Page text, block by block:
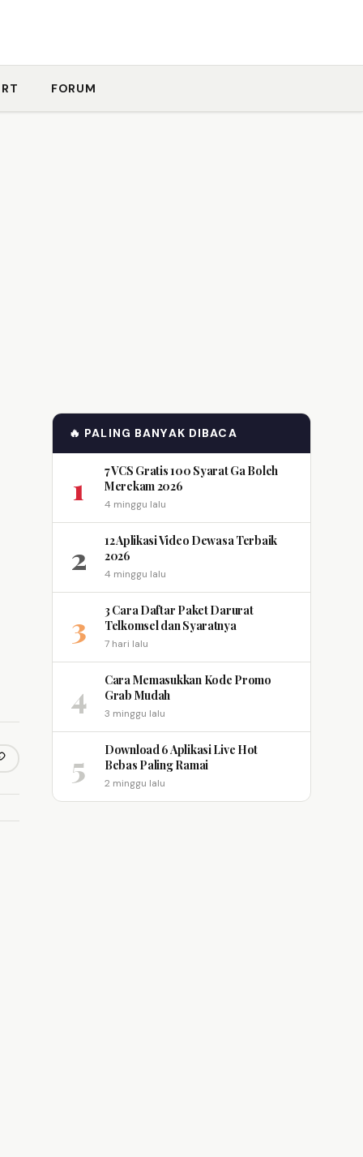
FORUM
link
🔥 PALING BANYAK DIBACA
1
7 VCS Gratis 100 Syarat Ga Boleh
Merekam 2026
4 minggu lalu
2
12 Aplikasi Video Dewasa Terbaik
2026
4 minggu lalu
3
3 Cara Daftar Paket Darurat
Telkomsel dan Syaratnya
7 hari lalu
4
Cara Memasukkan Kode Promo
Grab Mudah
3 minggu lalu
5
Download 6 Aplikasi Live Hot
Bebas Paling Ramai
2 minggu lalu